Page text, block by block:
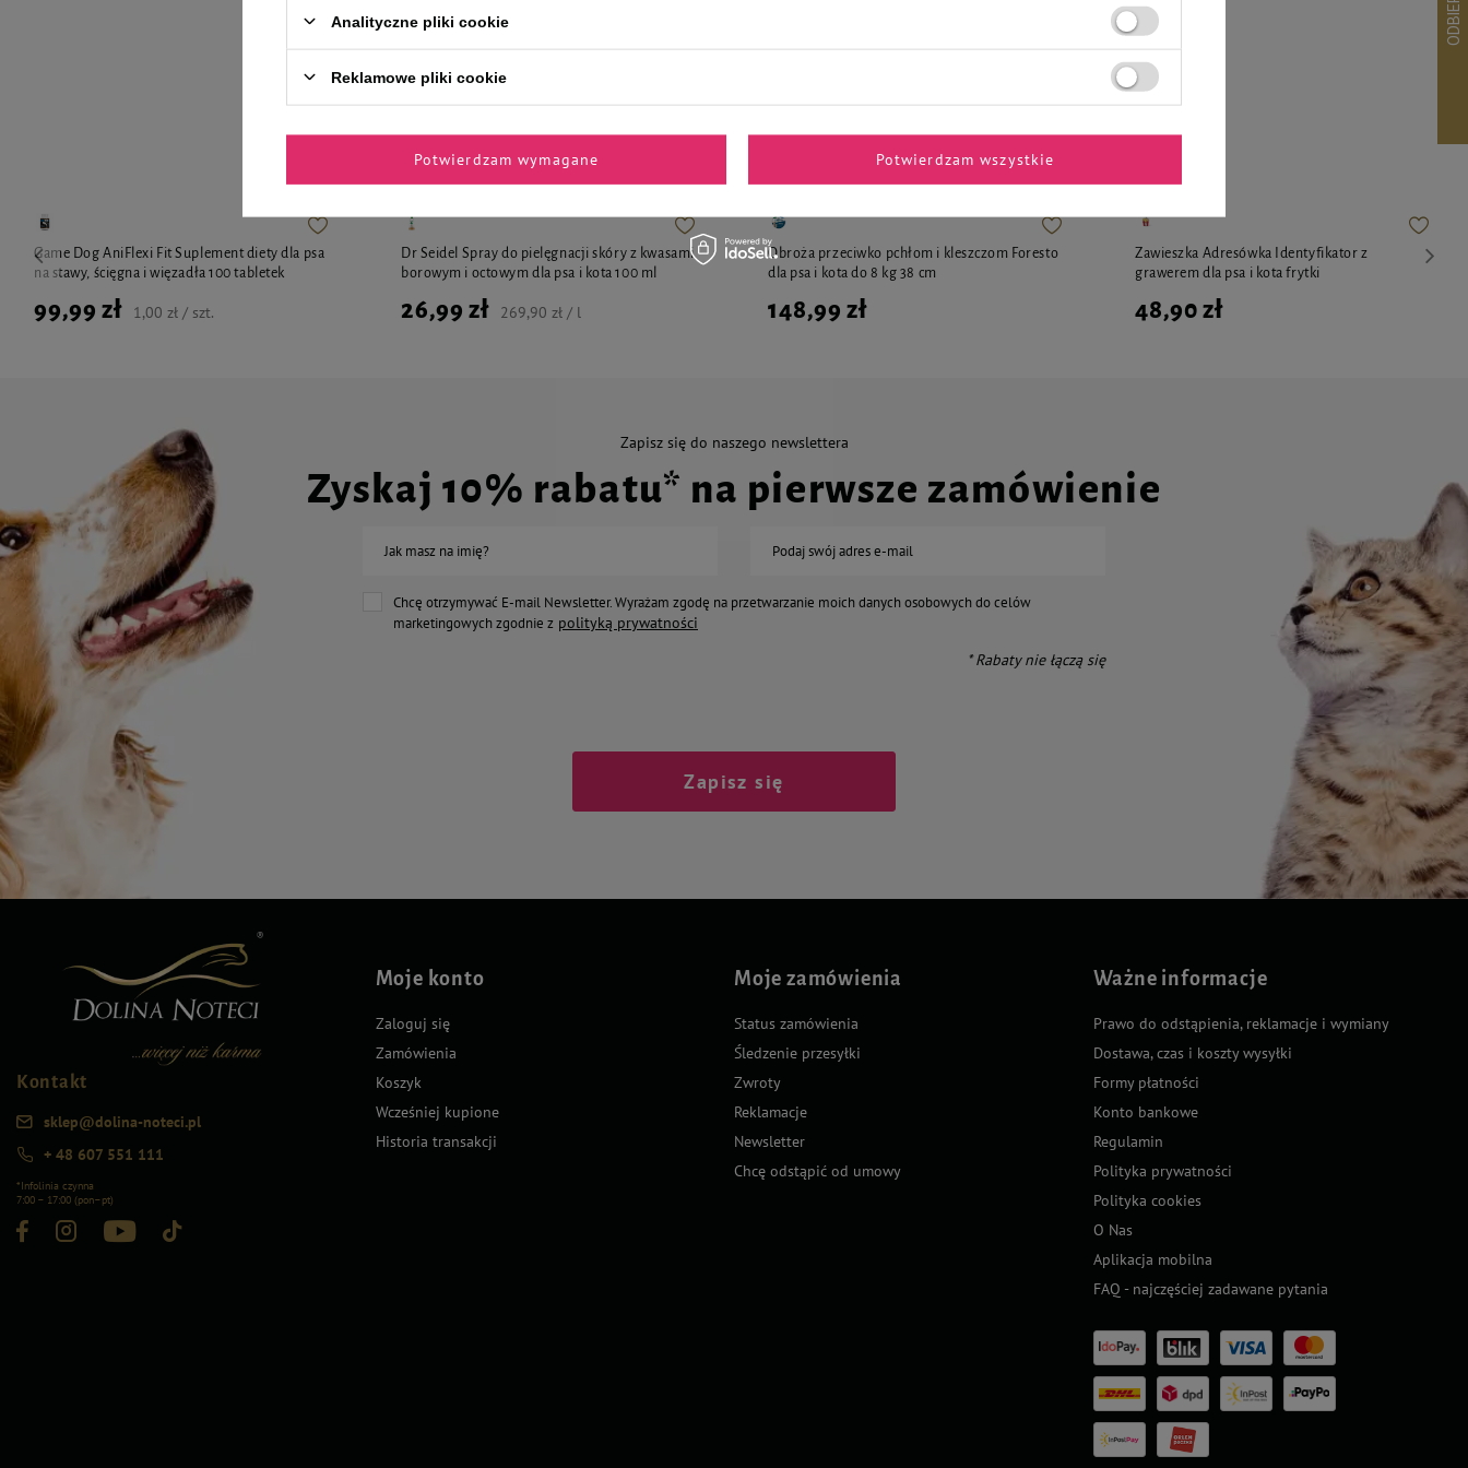
Game Dog AniFlexi Fit Suplement diety dla psa
na stawy, ścięgna i więzadła 100 tabletek
99,99 zł 1,00 zł / szt.
Dr Seidel Spray do pielęgnacji skóry z kwasami
borowym i octowym dla psa i kota 100 ml
26,99 zł 269,90 zł / l
Obroża przeciwko pchłom i kleszczom Foresto
dla psa i kota do 8 kg 38 cm
148,99 zł
Zawieszka Adresówka Identyfikator z
grawerem dla psa i kota frytki
48,90 zł
Zapisz się do naszego newslettera
Zyskaj 10% rabatu* na pierwsze zamówienie
Jak masz na imię? Podaj swój adres e-mail
Chcę otrzymywać E-mail Newsletter. Wyrażam zgodę na przetwarzanie moich danych osobowych do celów
marketingowych zgodnie z polityką prywatności
* Rabaty nie łączą się
Zapisz się
Kontakt
sklep@dolina-noteci.pl
+ 48 607 551 111
*Infolinia czynna
7:00 – 17:00 (pon–pt)
Moje konto
Zaloguj się
Zamówienia
Koszyk
Wcześniej kupione
Historia transakcji
Moje zamówienia
Status zamówienia
Śledzenie przesyłki
Zwroty
Reklamacje
Newsletter
Chcę odstąpić od umowy
Ważne informacje
Prawo do odstąpienia, reklamacje i wymiany
Dostawa, czas i koszty wysyłki
Formy płatności
Konto bankowe
Regulamin
Polityka prywatności
Polityka cookies
O Nas
Aplikacja mobilna
FAQ - najczęściej zadawane pytania
Analityczne pliki cookie
Reklamowe pliki cookie
Potwierdzam wymagane Potwierdzam wszystkie